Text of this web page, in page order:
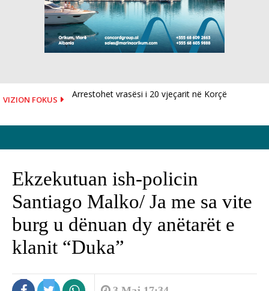
VIZION FOKUS Arrestohet vrasësi i 20 vjeçarit në Korçë
Ekzekutuan ish-policin
Santiago Malko/ Ja me sa vite
burg u dënuan dy anëtarët e
klanit “Duka”